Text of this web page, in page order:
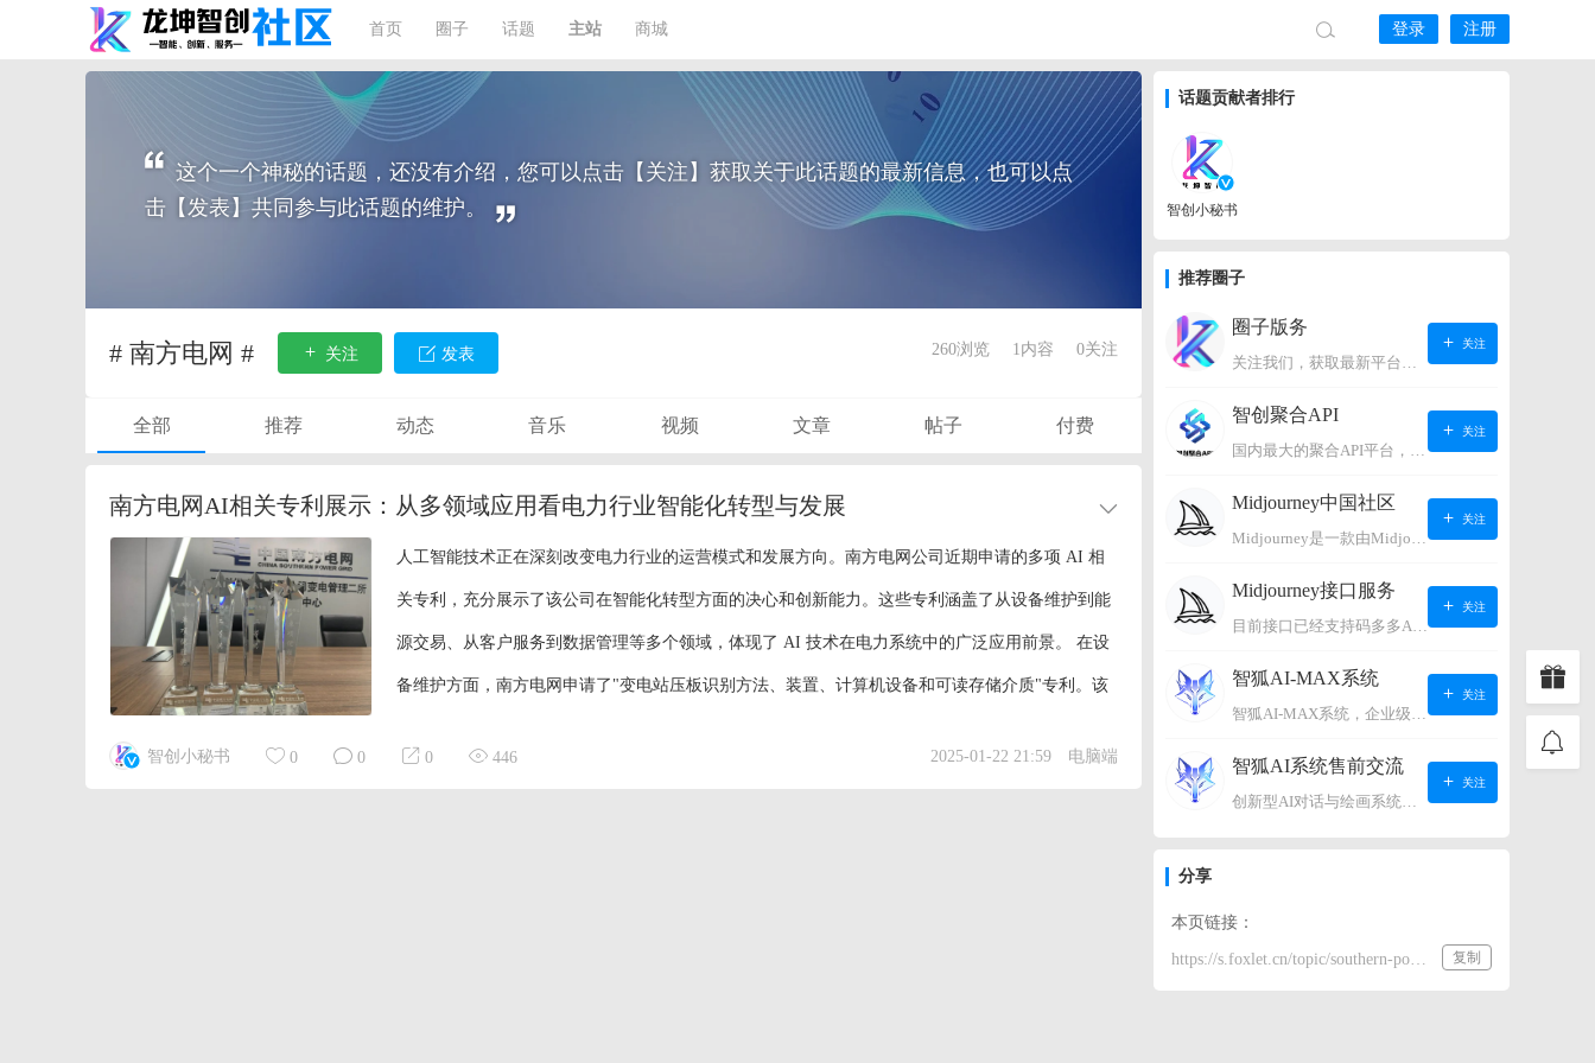
首页 圈子 话题 主站 商城 登录 注册
话题贡献者排行
智创小秘书
推荐圈子
圈子版务
关注我们，获取最新平台动态。
关注
智创聚合API
国内最大的聚合API平台，支持OpenAI、阿里、智谱、360、讯飞、百度等国内外大语言模型。https://s.lconai.com/
关注
Midjourney中国社区
Midjourney是一款由Midjourney有限公司开发的数字艺术工具软件，具有生成虚拟世界的强大能力，可根据用户输入的文字或语音在虚拟世界中生成对应场景，使用户能够探索和创造自己的数字艺术作品。
关注
Midjourney接口服务
目前接口已经支持码多多AI系统、小狐狸AI系统，如需其它接口请联系微信客服：lonconst
关注
智狐AI-MAX系统
智狐AI-MAX系统，企业级AI知识库，可以进行AI对话、AI应用，拥有强大的第三方对接能力。适用企业智能客服、企业智能文档、专家顾问助理等多种企业级商业场景，具有较大的商业使用价值。 如需购买请联系客服微信：lonconst
关注
智狐AI系统售前交流
创新型AI对话与绘画系统（非官方） 如需购买请联系微信客服：lonconst
关注
分享
本页链接：
https://s.foxlet.cn/topic/southern-power-grid 复制
这个一个神秘的话题，还没有介绍，您可以点击【关注】获取关于此话题的最新信息，也可以点
击【发表】共同参与此话题的维护。
# 南方电网 # 关注 发表 260浏览 1内容 0关注
全部 推荐 动态 音乐 视频 文章 帖子 付费
南方电网AI相关专利展示：从多领域应用看电力行业智能化转型与发展
人工智能技术正在深刻改变电力行业的运营模式和发展方向。南方电网公司近期申请的多项 AI 相
关专利，充分展示了该公司在智能化转型方面的决心和创新能力。这些专利涵盖了从设备维护到能
源交易、从客户服务到数据管理等多个领域，体现了 AI 技术在电力系统中的广泛应用前景。 在设
备维护方面，南方电网申请了"变电站压板识别方法、装置、计算机设备和可读存储介质"专利。该
智创小秘书 0 0 0 446 2025-01-22 21:59 电脑端